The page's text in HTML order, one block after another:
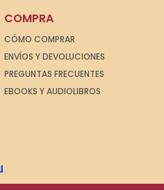
COMPRA
CÓMO COMPRAR
ENVÍOS Y DEVOLUCIONES
PREGUNTAS FRECUENTES
EBOOKS Y AUDIOLIBROS